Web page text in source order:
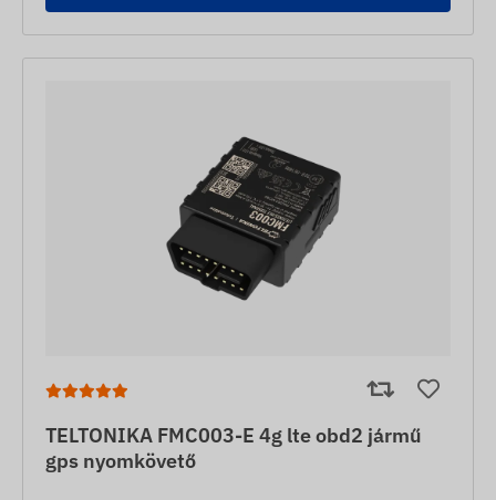
TELTONIKA FMC003-E 4g lte obd2 jármű
gps nyomkövető